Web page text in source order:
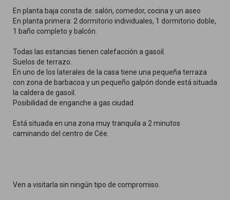
En planta baja consta de: salón, comedor, cocina y un aseo
En planta primera: 2 dormitorio individuales, 1 dormitorio doble,
1 baño completo y balcón.
Todas las estancias tienen calefacción a gasoil.
Suelos de terrazo.
En uno de los laterales de la casa tiene una pequeña terraza
con zona de barbacoa y un pequeño galpón donde está situada
la caldera de gasoil.
Posibilidad de enganche a gas ciudad.
Está situada en una zona muy tranquila a 2 minutos
caminando del centro de Cée.
Ven a visitarla sin ningún tipo de compromiso.